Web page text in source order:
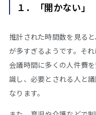
１．「開かない」
推計された時間数を見る
が多すぎるようです。そ
会議時間に多くの人件費
識し、必要とされる人と
なります。